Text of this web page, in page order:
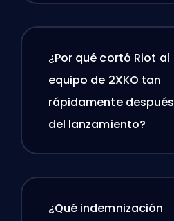
¿Por qué cortó Riot al
equipo de 2XKO tan
rápidamente después
del lanzamiento?
¿Qué indemnización